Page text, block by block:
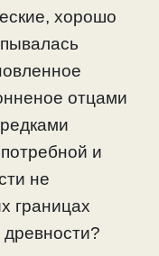
хорошо
отцами
и
не
границах